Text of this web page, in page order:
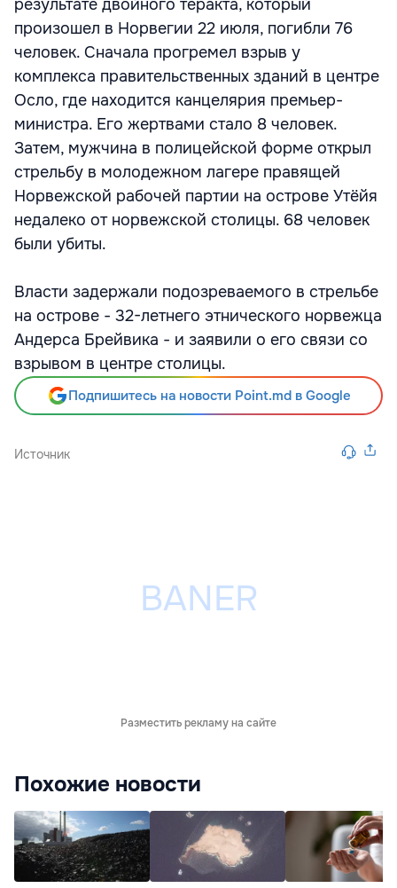
результате двойного теракта, который
произошел в Норвегии 22 июля, погибли 76
человек. Сначала прогремел взрыв у
комплекса правительственных зданий в центре
Осло, где находится канцелярия премьер-
министра. Его жертвами стало 8 человек.
Затем, мужчина в полицейской форме открыл
стрельбу в молодежном лагере правящей
Норвежской рабочей партии на острове Утёйя
недалеко от норвежской столицы. 68 человек
были убиты.
Власти задержали подозреваемого в стрельбе
на острове - 32-летнего этнического норвежца
Андерса Брейвика - и заявили о его связи со
взрывом в центре столицы.
Подпишитесь на новости Point.md в Google
Источник
Разместить рекламу на сайте
Похожие новости